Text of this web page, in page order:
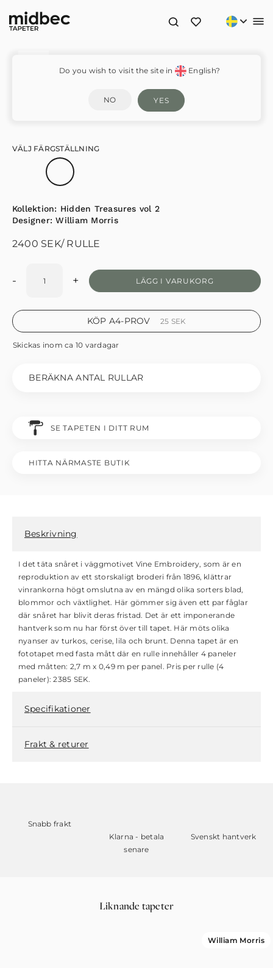
Vine Embroidery – HT84002
Kollektion: Hidden Treasures vol 2
Designer:William Morris
VÄLJ FÄRGSTÄLLNING
2400 SEK/ RULLE
- + LÄGG I VARUKORG
Skickas inom ca 10 vardagar
BERÄKNA ANTAL RULLAR
KÖP A4-PROV 25 SEK
SE TAPETEN I DITT RUM
HITTA NÄRMASTE BUTIK
Beskrivning
I det täta snåret i väggmotivet Vine Embroidery, som är en
reproduktion av ett storskaligt broderi från 1896, klättrar
vinrankorna högt omslutna av en mängd olika sorters blad,
blommor och växtlighet. Här gömmer sig även ett par fåglar
där snåret har blivit deras fristad. Det är ett imponerande
hantverk som nu har först över till tapet. Här möts olika
nyanser av turkos, cerise, lila och brunt. Denna tapet är en
fototapet med fasta mått där en rulle innehåller 4 paneler
med måtten: 2,7 m x 0,49 m per panel. Pris per rulle (4
paneler): 2385 SEK.
Specifikationer
Frakt & returer
Snabb frakt
Klarna - betala
senare
Svenskt hantverk
Liknande tapeter
William Morris
Do you wish to visit the site in English?
NO YES